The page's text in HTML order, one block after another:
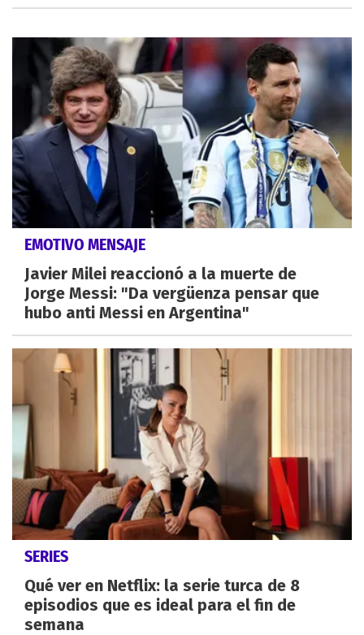
EMOTIVO MENSAJE
Javier Milei reaccionó a la muerte de
Jorge Messi: "Da vergüenza pensar que
hubo anti Messi en Argentina"
SERIES
Qué ver en Netflix: la serie turca de 8
episodios que es ideal para el fin de
semana